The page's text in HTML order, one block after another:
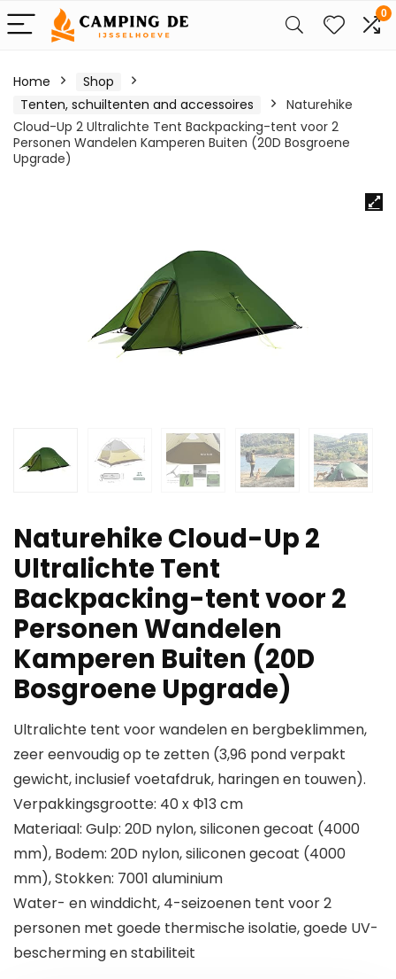
0
Home
Shop
Tenten, schuiltenten and accessoires
Naturehike
Cloud-Up 2 Ultralichte Tent Backpacking-tent voor 2
Personen Wandelen Kamperen Buiten (20D Bosgroene
Upgrade)
Naturehike Cloud-Up 2
Ultralichte Tent
Backpacking-tent voor 2
Personen Wandelen
Kamperen Buiten (20D
Bosgroene Upgrade)
Ultralichte tent voor wandelen en bergbeklimmen,
zeer eenvoudig op te zetten (3,96 pond verpakt
gewicht, inclusief voetafdruk, haringen en touwen).
Verpakkingsgrootte: 40 x Φ13 cm
Materiaal: Gulp: 20D nylon, siliconen gecoat (4000
mm), Bodem: 20D nylon, siliconen gecoat (4000
mm), Stokken: 7001 aluminium
Water- en winddicht, 4-seizoenen tent voor 2
personen met goede thermische isolatie, goede UV-
bescherming en stabiliteit